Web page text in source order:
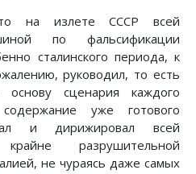
на излете СССР всей
по фальсификации
сталинского периода, к
руководил, то есть
основу сценария каждого
уже готового
и дирижировал всей
крайне разрушительной
не чураясь даже самых